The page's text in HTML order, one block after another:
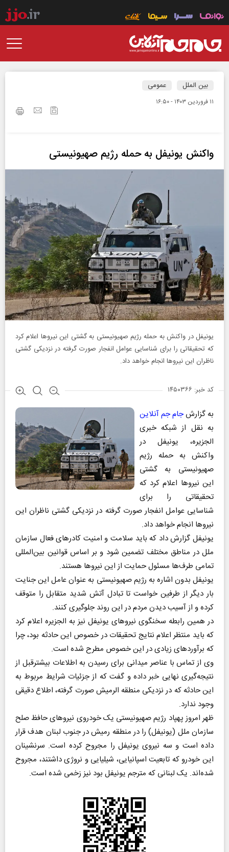
بین الملل عمومی
۱۱ فروردين ۱۴۰۳ - ۱۶:۵۰
واکنش یونیفل به حمله رژیم صهیونیستی
یونیفل در واکنش به حمله رژیم صهیونیستی به گشتی این نیرو‌ها اعلام کرد
که تحقیقاتی را برای شناسایی عوامل انفجار صورت گرفته در نزدیکی گشتی
ناظران این نیرو‌ها انجام خواهد داد.
کد خبر: ۱۴۵۰۳۶۶
به گزارشجام جم آنلاین
به نقل از شبکه خبری
الجزیره، یونیفل در
واکنش به حمله رژیم
صهیونیستی به گشتی
این نیرو‌ها اعلام کرد که
تحقیقاتی را برای
شناسایی عوامل انفجار صورت گرفته در نزدیکی گشتی ناظران این
نیرو‌ها انجام خواهد داد.
یونیفل گزارش داد که باید سلامت و امنیت کادر‌های فعال سازمان
ملل در مناطق مختلف تضمین شود و بر اساس قوانین بین‌المللی
تمامی طرف‌ها مسئول حمایت از این نیرو‌ها هستند.
یونیفل بدون اشاره به رژیم صهیونیستی به عنوان عامل این جنایت
بار دیگر از طرفین خواست تا تبادل آتش شدید متقابل را متوقف
کرده و از آسیب دیدن مردم در این روند جلوگیری کنند.
در همین رابطه سخنگوی نیرو‌های یونیفل نیز به الجزیره اعلام کرد
که باید منتظر اعلام نتایج تحقیقات در خصوص این حادثه بود، چرا
که برآورد‌های زیادی در این خصوص مطرح شده است.
وی از تماس با عناصر میدانی برای رسیدن به اطلاعات بیشترقبل از
نتیجه‌گیری نهایی خبر داده و گفت که از جزئیات شرایط مربوط به
این حادثه که در نزدیکی منطقه الرمیش صورت گرفته، اطلاع دقیقی
وجود ندارد.
ظهر امروز پهپاد رژیم صهیونیستی یک خودروی نیرو‌های حافظ صلح
سازمان ملل (یونیفل) را در منطقه رمیش در جنوب لبنان هدف قرار
داده است و سه نیروی یونیفل را مجروح کرده است. سرنشینان
این خودرو که تابعیت اسپانیایی، شیلیایی و نروژی داشتند، مجروح
شده‌اند. یک لبنانی که مترجم یونیفل بود نیز زخمی شده است.